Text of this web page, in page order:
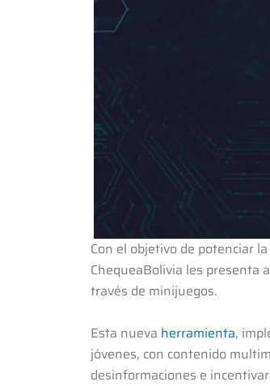
Con el objetivo de potenciar
ChequeaBolivia les presenta a
través de minijuegos.
Esta nueva herramienta,
jóvenes, con contenido
desinformaciones e